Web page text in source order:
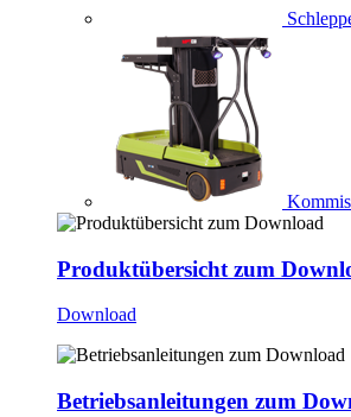
Produktübersicht zum
Download
Betriebsanleitungen zum